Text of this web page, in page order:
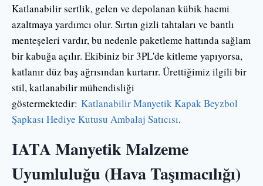
Katlanabilir sertlik, gelen ve depolanan kübik hacmi
azaltmaya yardımcı olur. Sırtın gizli tahtaları ve bantlı
menteşeleri vardır, bu nedenle paketleme hattında sağlam
bir kabuğa açılır. Ekibiniz bir 3PL'de kitleme yapıyorsa,
katlanır düz baş ağrısından kurtarır. Ürettiğimiz ilgili bir
stil, katlanabilir mühendisliği
göstermektedir: Katlanabilir Manyetik Kapak Beyzbol
Şapkası Hediye Kutusu Ambalaj Satıcısı.
IATA Manyetik Malzeme
Uyumluluğu (Hava Taşımacılığı)